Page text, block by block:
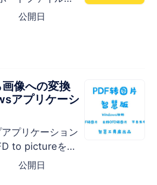
。正確な認
ローカル
ン、サーバー
るために、任
ート、超シンプ
公開日
像への変換
アプリケーシ
プリケーション
to pictureを同
れたアプリケ
公開日